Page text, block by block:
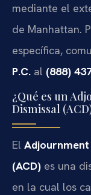
mediante el
de Manhattan.
específica,
P.C. al (888)
¿Qué es un
Dismissal
El
(ACD) es una
en la cual los